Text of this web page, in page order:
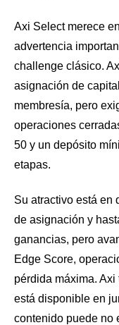
Axi Select merece
advertencia
challenge clásico.
asignación de
membresía, pero
operaciones
50 y un depósito
etapas.
Su atractivo está en
de asignación y
ganancias, pero
Edge Score,
pérdida máxima.
está disponible en
contenido puede no